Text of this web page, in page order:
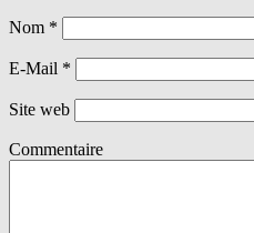
Nom *
E-Mail *
Site web
Commentaire